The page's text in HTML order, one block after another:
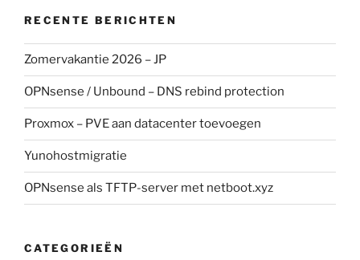
RECENTE BERICHTEN
Zomervakantie 2026 – JP
OPNsense / Unbound – DNS rebind protection
Proxmox – PVE aan datacenter toevoegen
Yunohostmigratie
OPNsense als TFTP-server met netboot.xyz
CATEGORIEËN